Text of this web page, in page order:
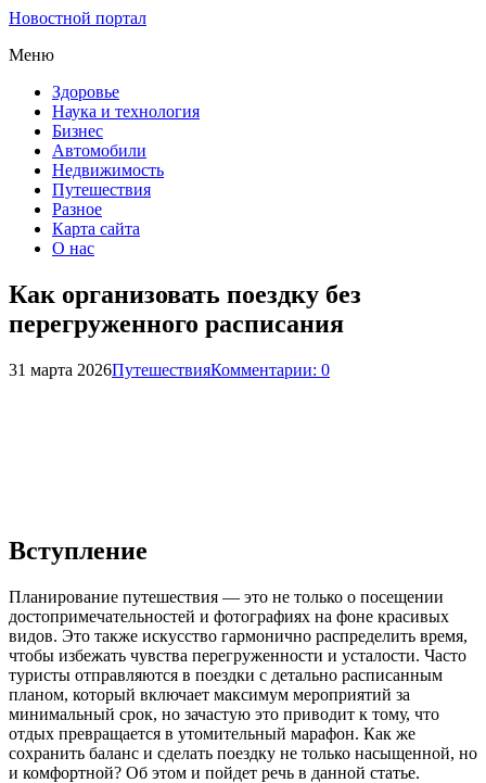
Новостной портал
Меню
Здоровье
Наука и технология
Бизнес
Автомобили
Недвижимость
Путешествия
Разное
Карта сайта
О нас
Как организовать поездку без
перегруженного расписания
31 марта 2026ПутешествияКомментарии: 0
Вступление
Планирование путешествия — это не только о посещении
достопримечательностей и фотографиях на фоне красивых
видов. Это также искусство гармонично распределить время,
чтобы избежать чувства перегруженности и усталости. Часто
туристы отправляются в поездки с детально расписанным
планом, который включает максимум мероприятий за
минимальный срок, но зачастую это приводит к тому, что
отдых превращается в утомительный марафон. Как же
сохранить баланс и сделать поездку не только насыщенной, но
и комфортной? Об этом и пойдет речь в данной статье.